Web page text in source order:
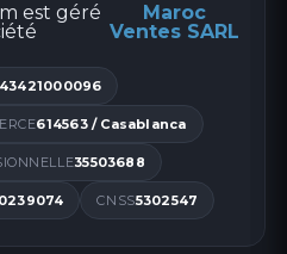
est géré
Maroc
Ventes SARL
614563 / Casablanca
35503688
CNSS5302547